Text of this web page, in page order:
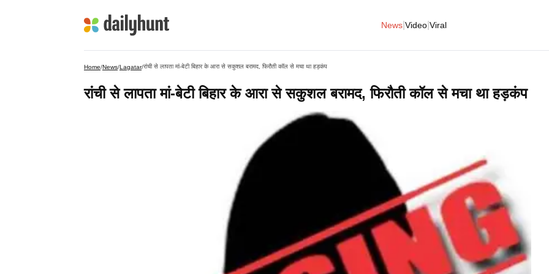
News Video Viral
Home/News/Lagatar/रांची से लापता मां-बेटी बिहार के आरा से सकुशल बरामद, फिरौती कॉल से मचा था हड़कंप
रांची से लापता मां-बेटी बिहार के आरा से सकुशल बरामद, फिरौती कॉल से मचा था हड़कंप